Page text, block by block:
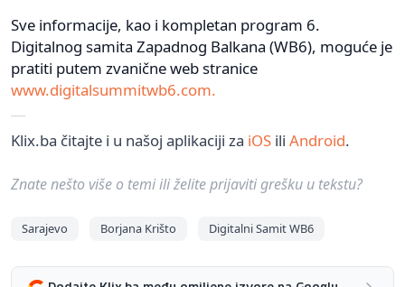
Sve informacije, kao i kompletan program 6.
Digitalnog samita Zapadnog Balkana (WB6), moguće je
pratiti putem zvanične web stranice
www.digitalsummitwb6.com.
Klix.ba čitajte i u našoj aplikaciji za iOS ili Android.
Znate nešto više o temi ili želite prijaviti grešku u tekstu?
Sarajevo Borjana Krišto Digitalni Samit WB6